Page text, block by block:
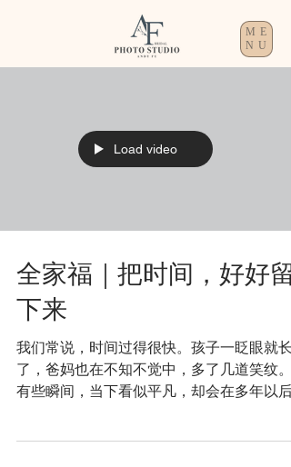
ME
NU
Load video
全家福｜把时间，好好留
下来
我们常说，时间过得很快。孩子一眨眼就长
了，爸妈也在不知不觉中，多了几道笑纹。
有些瞬间，当下看似平凡，却会在多年以后